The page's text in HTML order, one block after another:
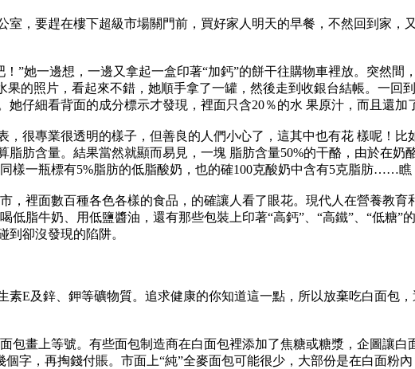
要趕在樓下超級市場關門前，買好家人明天的早餐，不然回到家，
她一邊想，一邊又拿起一盒印著“加鈣”的餅干往購物車裡放。突然間
的照片，看起來不錯，她順手拿了一罐，然後走到收銀台結帳。一回
仔細看背面的成分標示才發現，裡面只含20％的水 果原汁，而且還加
專業很透明的樣子，但善良的人們小心了，這其中也有花 樣呢！比
肪含量。結果當然就顯而易見，一塊 脂肪含量50%的干酪，由於在奶
樣一瓶標有5%脂肪的低脂酸奶，也的確100克酸奶中含有5克脂肪……瞧
裡面數百種各色各樣的食品，的確讓人看了眼花。現代人在營養教育
低脂牛奶、用低鹽醬油，還有那些包裝上印著“高鈣”、“高鐵”、“低糖
卻沒發現的陷阱。
及鋅、鉀等礦物質。追求健康的你知道這一點，所以放棄吃白面包
畫上等號。有些面包制造商在白面包裡添加了焦糖或糖漿，企圖讓白
字，再掏錢付賬。市面上“純”全麥面包可能很少，大部份是在白面粉